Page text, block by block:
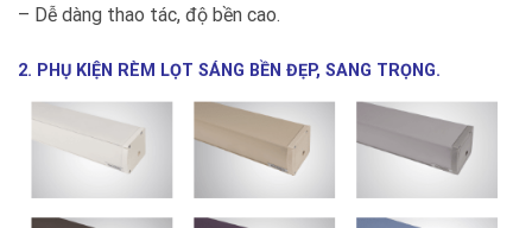
– Dễ dàng thao tác, độ bền cao.
2. PHỤ KIỆN RÈM LỌT SÁNG BỀN ĐẸP, SANG TRỌNG.